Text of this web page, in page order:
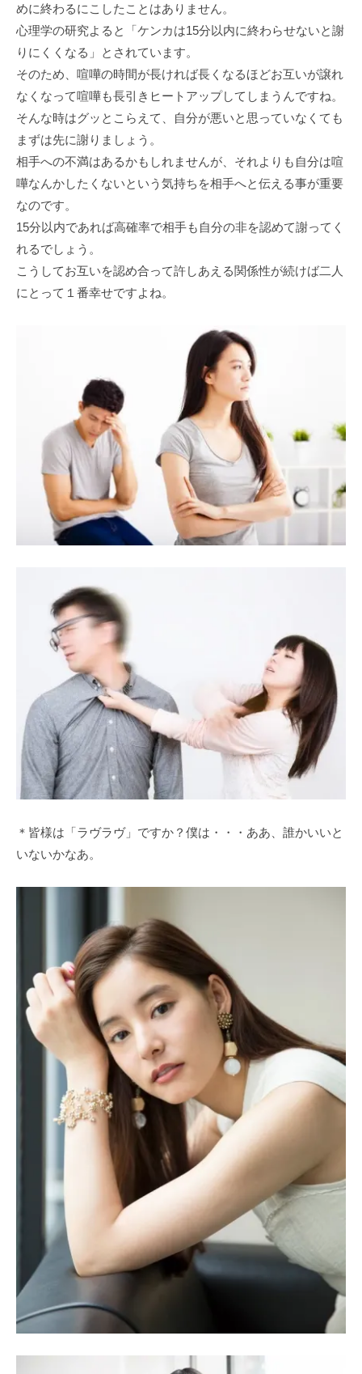
めに終わるにこしたことはありません。
心理学の研究よると「ケンカは15分以内に終わらせないと謝
りにくくなる」とされています。
そのため、喧嘩の時間が長ければ長くなるほどお互いが譲れ
なくなって喧嘩も長引きヒートアップしてしまうんですね。
そんな時はグッとこらえて、自分が悪いと思っていなくても
まずは先に謝りましょう。
相手への不満はあるかもしれませんが、それよりも自分は喧
嘩なんかしたくないという気持ちを相手へと伝える事が重要
なのです。
15分以内であれば高確率で相手も自分の非を認めて謝ってく
れるでしょう。
こうしてお互いを認め合って許しあえる関係性が続けば二人
にとって１番幸せですよね。
＊皆様は「ラヴラヴ」ですか？僕は・・・ああ、誰かいいと
いないかなあ。